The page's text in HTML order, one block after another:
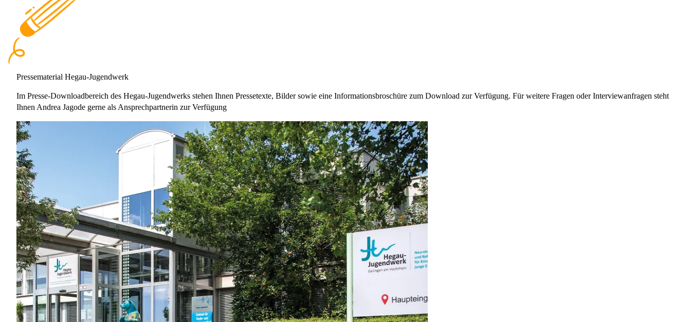
Pressematerial Hegau-Jugendwerk
Im Presse-Downloadbereich des Hegau-Jugendwerks stehen Ihnen Pressetexte, Bilder sowie eine Informationsbroschüre zum Download zur Verfügung. Für weitere Fragen oder Interviewanfragen steht
Ihnen Andrea Jagode gerne als Ansprechpartnerin zur Verfügung